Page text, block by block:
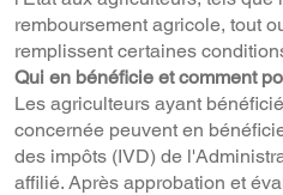
remboursement agricole, tout
remplissent certaines
Qui en bénéficie et comment
Les agriculteurs ayant
concernée peuvent en
des impôts (IVD) de
affilié. Après approbation et